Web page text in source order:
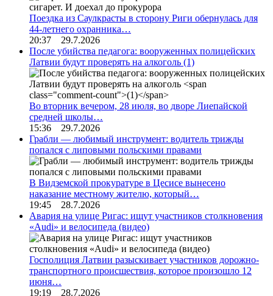
Поездка из Саулкрасты в сторону Риги обернулась для
44-летнего охранника…
20:37 29.7.2026
После убийства педагога: вооруженных полицейских
Латвии будут проверять на алкоголь (1)
Во вторник вечером, 28 июля, во дворе Лиепайской
средней школы…
15:36 29.7.2026
Грабли — любимый инструмент: водитель трижды
попался с липовыми польскими правами
В Видземской прокуратуре в Цесисе вынесено
наказание местному жителю, который…
19:45 28.7.2026
Авария на улице Ригас: ищут участников столкновения
«Audi» и велосипеда (видео)
Госполиция Латвии разыскивает участников дорожно-
транспортного происшествия, которое произошло 12
июня…
19:19 28.7.2026